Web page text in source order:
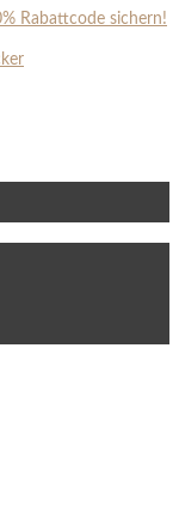
Rabattcode sichern!